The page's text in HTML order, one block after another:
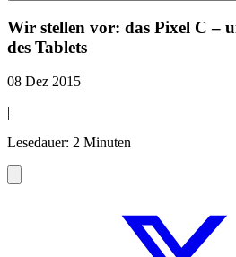
Wir stellen vor: das Pixel C –
des Tablets
08 Dez 2015
|
Lesedauer: 2 Minuten